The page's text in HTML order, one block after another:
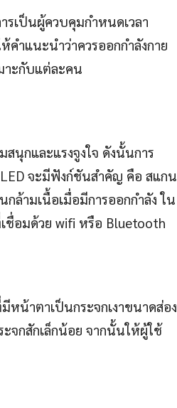
เป็นผู้ควบคุมกำหนดเวลา
ำแนะนำว่าควรออกกำลังกาย
าะกับแต่ละคน
นุกและแรงจูงใจ ดังนั้นการ
จะมีฟังก์ชันสำคัญ คือ สแกน
ล้ามเนื้อเมื่อมีการออกกำลัง ใน
ชื่อมด้วย wifi หรือ Bluetooth
น้าตาเป็นกระจกเงาขนาดส่อง
จกสักเล็กน้อย จากนั้นให้ผู้ใช้